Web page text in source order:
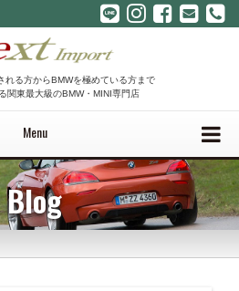
れる方からBMWを極めている方まで
関東最大級のBMW・MINI専門店
Menu
Blog